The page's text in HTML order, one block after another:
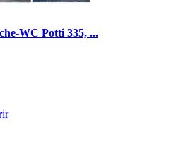
WC Potti 335, ...